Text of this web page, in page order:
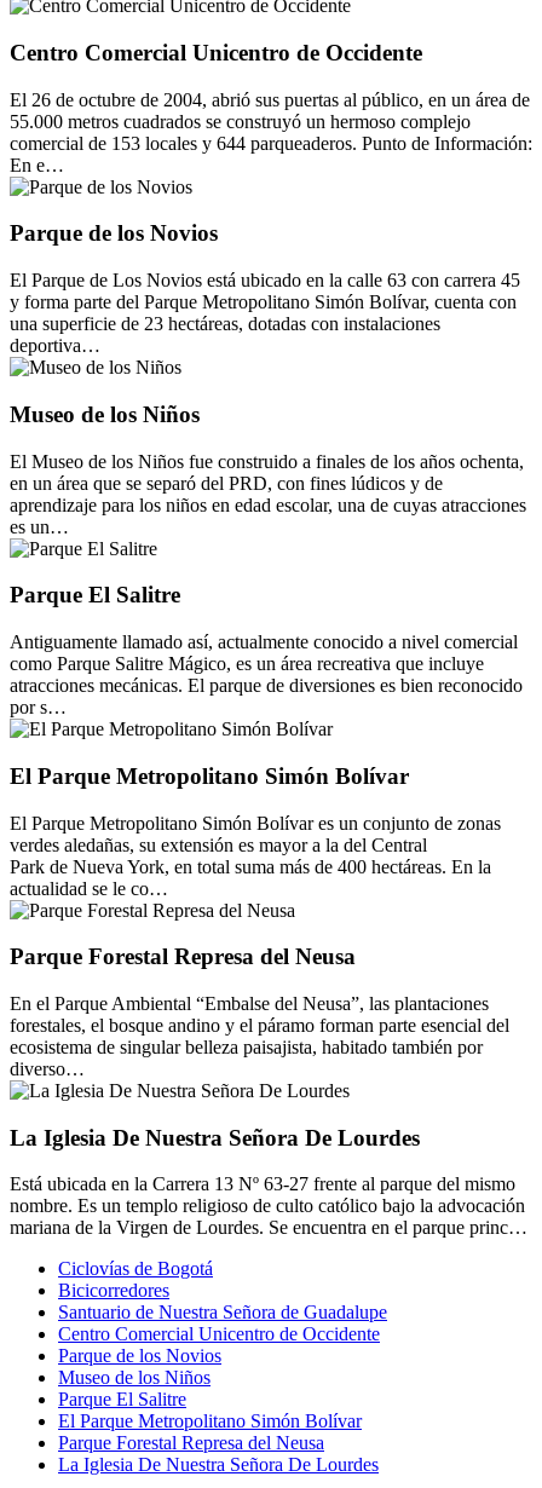
Centro Comercial Unicentro de Occidente
El 26 de octubre de 2004, abrió sus puertas al público, en un área de
55.000 metros cuadrados se construyó un hermoso complejo
comercial de 153 locales y 644 parqueaderos. Punto de Información:
En e…
Parque de los Novios
El Parque de Los Novios está ubicado en la calle 63 con carrera 45
y forma parte del Parque Metropolitano Simón Bolívar, cuenta con
una superficie de 23 hectáreas, dotadas con instalaciones
deportiva…
Museo de los Niños
El Museo de los Niños fue construido a finales de los años ochenta,
en un área que se separó del PRD, con fines lúdicos y de
aprendizaje para los niños en edad escolar, una de cuyas atracciones
es un…
Parque El Salitre
Antiguamente llamado así, actualmente conocido a nivel comercial
como Parque Salitre Mágico, es un área recreativa que incluye
atracciones mecánicas. El parque de diversiones es bien reconocido
por s…
El Parque Metropolitano Simón Bolívar
El Parque Metropolitano Simón Bolívar es un conjunto de zonas
verdes aledañas, su extensión es mayor a la del Central
Park de Nueva York, en total suma más de 400 hectáreas. En la
actualidad se le co…
Parque Forestal Represa del Neusa
En el Parque Ambiental “Embalse del Neusa”, las plantaciones
forestales, el bosque andino y el páramo forman parte esencial del
ecosistema de singular belleza paisajista, habitado también por
diverso…
La Iglesia De Nuestra Señora De Lourdes
Está ubicada en la Carrera 13 Nº 63-27 frente al parque del mismo
nombre. Es un templo religioso de culto católico bajo la advocación
mariana de la Virgen de Lourdes. Se encuentra en el parque princ…
Ciclovías de Bogotá
Bicicorredores
Santuario de Nuestra Señora de Guadalupe
Centro Comercial Unicentro de Occidente
Parque de los Novios
Museo de los Niños
Parque El Salitre
El Parque Metropolitano Simón Bolívar
Parque Forestal Represa del Neusa
La Iglesia De Nuestra Señora De Lourdes